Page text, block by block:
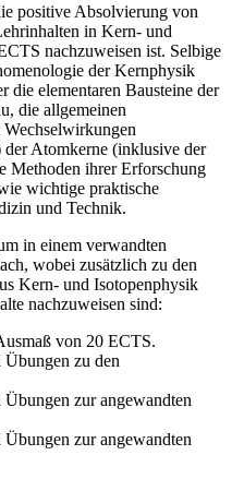
positive Absolvierung von
in Kern- und
nachzuweisen ist. Selbige
der Kernphysik
die elementaren Bausteine der
die allgemeinen
Atomkerne (inklusive der
Methoden ihrer Erforschung
wichtige praktische
und Technik.
in einem verwandten
wobei zusätzlich zu den
Kern- und Isotopenphysik
nachzuweisen sind:
von 20 ECTS.
Übungen zu den
zur angewandten
zur angewandten